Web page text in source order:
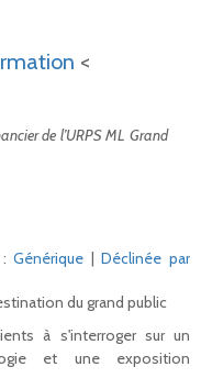
<
de l’URPS ML Grand
:Générique |Déclinée par
du grand public
à s'interroger sur un
et une exposition